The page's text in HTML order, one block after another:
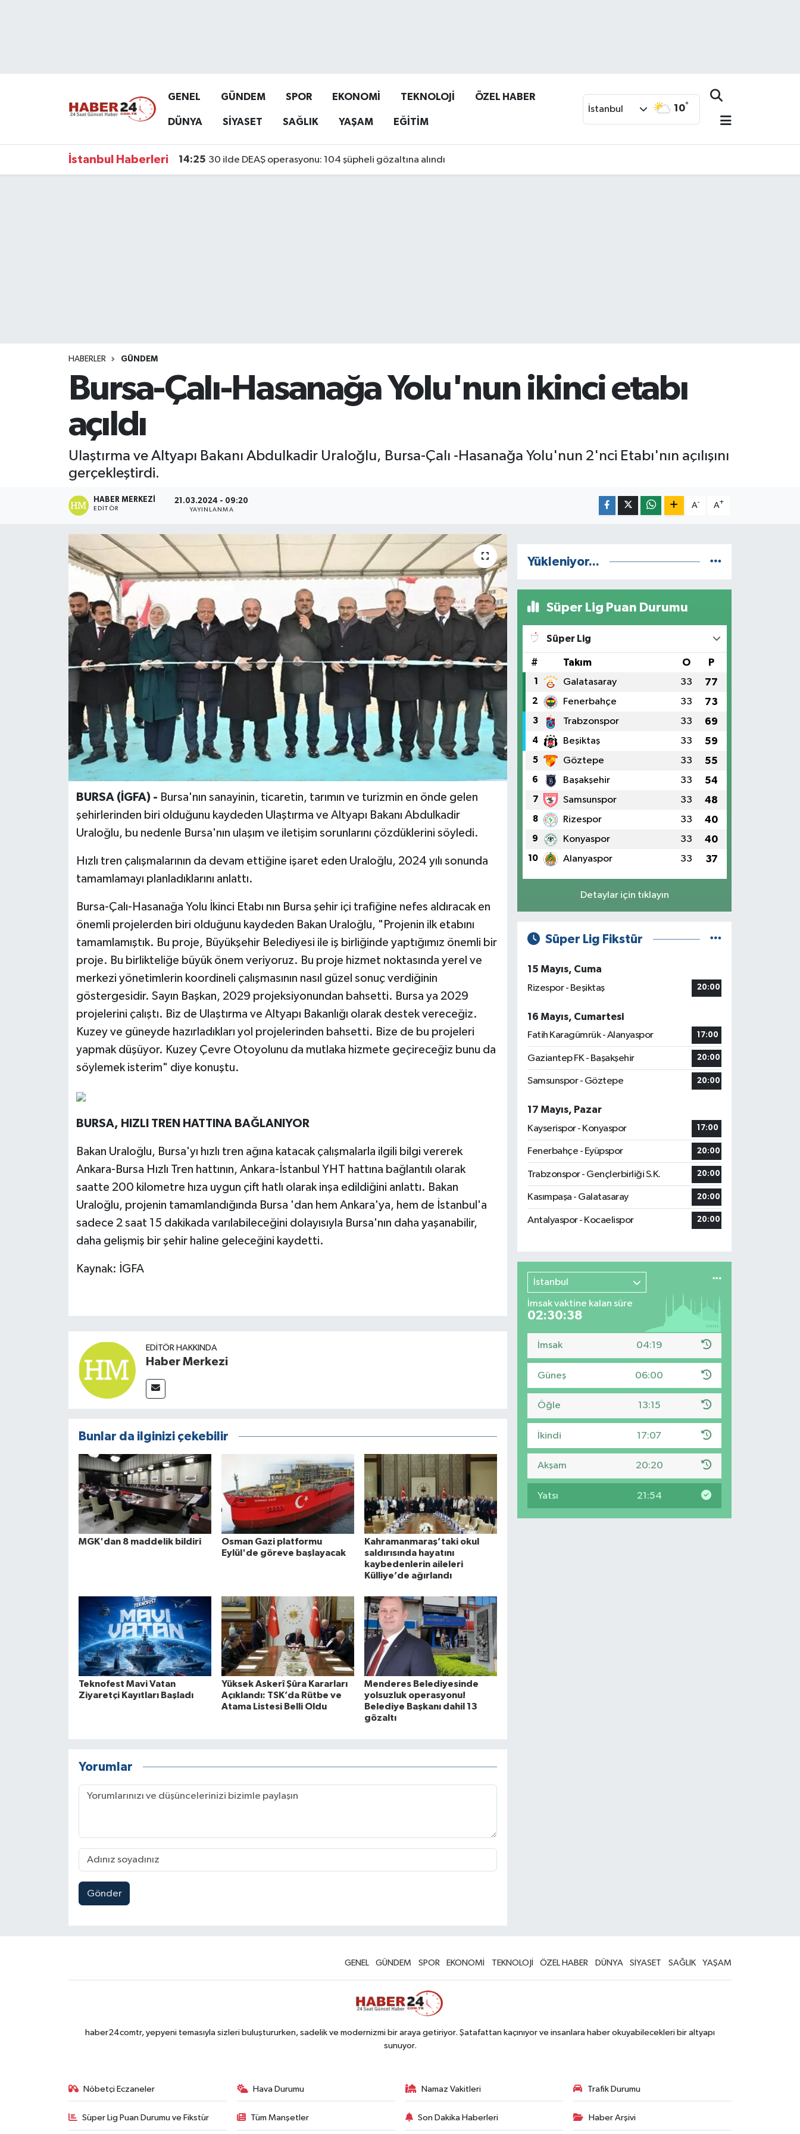
GENEL GÜNDEM SPOR EKONOMİ TEKNOLOJİ ÖZEL HABER
DÜNYA SİYASET SAĞLIK YAŞAM EĞİTİM
İstanbul 10°
İstanbul Haberleri 14:25 30 ilde DEAŞ operasyonu: 104 şüpheli gözaltına alındı
HABERLER GÜNDEM
Bursa-Çalı-Hasanağa Yolu'nun ikinci etabı
açıldı
Ulaştırma ve Altyapı Bakanı Abdulkadir Uraloğlu, Bursa-Çalı -Hasanağa Yolu'nun 2'nci Etabı'nın açılışını
gerçekleştirdi.
HABER MERKEZI
EDITÖR
21.03.2024 - 09:20
YAYINLANMA
A- A+
BURSA (İGFA) - Bursa'nın sanayinin, ticaretin, tarımın ve turizmin en önde gelen
şehirlerinden biri olduğunu kaydeden Ulaştırma ve Altyapı Bakanı Abdulkadir
Uraloğlu, bu nedenle Bursa'nın ulaşım ve iletişim sorunlarını çözdüklerini söyledi.
Hızlı tren çalışmalarının da devam ettiğine işaret eden Uraloğlu, 2024 yılı sonunda
tamamlamayı planladıklarını anlattı.
Bursa-Çalı-Hasanağa Yolu İkinci Etabı nın Bursa şehir içi trafiğine nefes aldıracak en
önemli projelerden biri olduğunu kaydeden Bakan Uraloğlu, "Projenin ilk etabını
tamamlamıştık. Bu proje, Büyükşehir Belediyesi ile iş birliğinde yaptığımız önemli bir
proje. Bu birlikteliğe büyük önem veriyoruz. Bu proje hizmet noktasında yerel ve
merkezi yönetimlerin koordineli çalışmasının nasıl güzel sonuç verdiğinin
göstergesidir. Sayın Başkan, 2029 projeksiyonundan bahsetti. Bursa ya 2029
projelerini çalıştı. Biz de Ulaştırma ve Altyapı Bakanlığı olarak destek vereceğiz.
Kuzey ve güneyde hazırladıkları yol projelerinden bahsetti. Bize de bu projeleri
yapmak düşüyor. Kuzey Çevre Otoyolunu da mutlaka hizmete geçireceğiz bunu da
söylemek isterim" diye konuştu.
BURSA, HIZLI TREN HATTINA BAĞLANIYOR
Bakan Uraloğlu, Bursa'yı hızlı tren ağına katacak çalışmalarla ilgili bilgi vererek
Ankara-Bursa Hızlı Tren hattının, Ankara-İstanbul YHT hattına bağlantılı olarak
saatte 200 kilometre hıza uygun çift hatlı olarak inşa edildiğini anlattı. Bakan
Uraloğlu, projenin tamamlandığında Bursa 'dan hem Ankara'ya, hem de İstanbul'a
sadece 2 saat 15 dakikada varılabileceğini dolayısıyla Bursa'nın daha yaşanabilir,
daha gelişmiş bir şehir haline geleceğini kaydetti.
Kaynak: İGFA
EDITÖR HAKKINDA
Haber Merkezi
Bunlar da ilginizi çekebilir
MGK'dan 8 maddelik bildiri
Osman Gazi platformu
Eylül'de göreve başlayacak
Kahramanmaraş’taki okul
saldırısında hayatını
kaybedenlerin aileleri
Külliye’de ağırlandı
Teknofest Mavi Vatan
Ziyaretçi Kayıtları Başladı
Yüksek Askerî Şûra Kararları
Açıklandı: TSK’da Rütbe ve
Atama Listesi Belli Oldu
Menderes Belediyesinde
yolsuzluk operasyonu!
Belediye Başkanı dahil 13
gözaltı
Yorumlar
Gönder
Yükleniyor...
Süper Lig Puan Durumu
Süper Lig
# Takım O P
1 Galatasaray 33 77
2 Fenerbahçe 33 73
3 Trabzonspor 33 69
4 Beşiktaş 33 59
5 Göztepe 33 55
6 Başakşehir 33 54
7 Samsunspor 33 48
8 Rizespor 33 40
9 Konyaspor 33 40
10 Alanyaspor 33 37
Detaylar için tıklayın
Süper Lig Fikstür
15 Mayıs, Cuma
Rizespor - Beşiktaş
20:00
16 Mayıs, Cumartesi
Fatih Karagümrük - Alanyaspor
17:00
Gaziantep FK - Başakşehir 20:00
Samsunspor - Göztepe 20:00
17 Mayıs, Pazar
Kayserispor - Konyaspor
17:00
Fenerbahçe - Eyüpspor 20:00
Trabzonspor - Gençlerbirliği S.K. 20:00
Kasımpaşa - Galatasaray 20:00
Antalyaspor - Kocaelispor 20:00
İstanbul
İmsak vaktine kalan süre
02:30:37
İmsak 04:19
Güneş 06:00
Öğle 13:15
İkindi 17:07
Akşam 20:20
Yatsı 21:54
GENEL GÜNDEM SPOR EKONOMİ TEKNOLOJİ ÖZEL HABER DÜNYA SİYASET SAĞLIK YAŞAM
haber24comtr, yepyeni temasıyla sizleri buluştururken, sadelik ve modernizmi bir araya getiriyor. Şatafattan kaçınıyor ve insanlara haber okuyabilecekleri bir altyapı
sunuyor.
Nöbetçi Eczaneler Hava Durumu Namaz Vakitleri Trafik Durumu
Süper Lig Puan Durumu ve Fikstür Tüm Manşetler Son Dakika Haberleri Haber Arşivi
Namaz Vakitleri
Süper Lig Puan Durumu ve Fikstür